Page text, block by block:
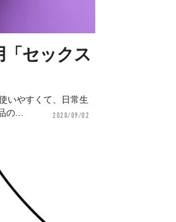
「セックス
いやすくて、日常生
の...
2020/09/02